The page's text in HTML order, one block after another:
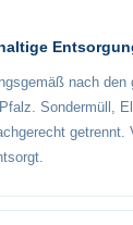
nach den
Sondermüll,
getrennt.